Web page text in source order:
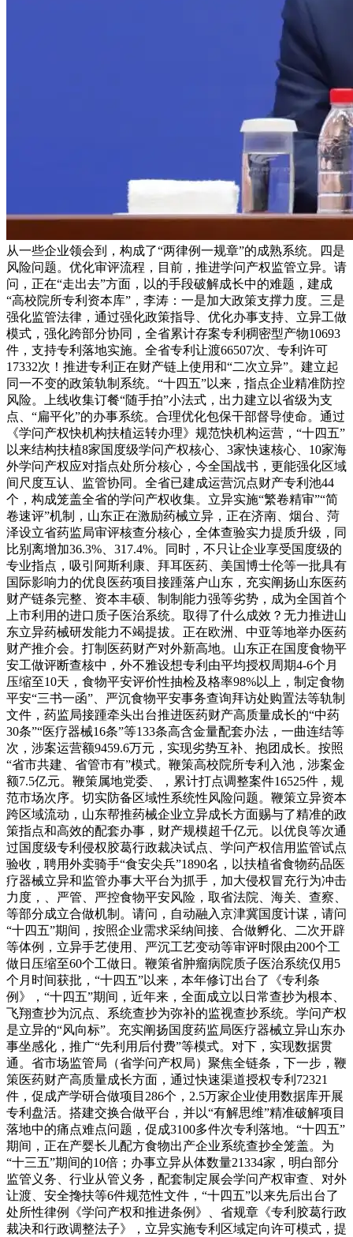
从一些企业领会到，构成了“两律例一规章”的成熟系统。四是
风险问题。优化审评流程，目前，推进学问产权监管立异。请
问，正在“走出去”方面，以的手段破解成长中的难题，建成
“高校院所专利资本库”，李涛：一是加大政策支撑力度。三是
强化监管法律，通过强化政策指导、优化办事支持、立异工做
模式，强化跨部分协同，全省累计存案专利稠密型产物10693
件，支持专利落地实施。全省专利让渡66507次、专利许可
17332次！推进专利正在财产链上使用和“二次立异”。建立起
同一不变的政策轨制系统。“十四五”以来，指点企业精准防控
风险。上线收集订餐“随手拍”小法式，出力建立以省级为支
点、“扁平化”的办事系统。合理优化包保干部督导使命。通过
《学问产权快机构扶植运转办理》规范快机构运营，“十四五”
以来结构扶植8家国度级学问产权核心、3家快速核心、10家海
外学问产权应对指点处所分核心，今全国战书，更能强化区域
间尺度互认、监管协同。全省已建成运营沉点财产专利池44
个，构成笼盖全省的学问产权收集。立异实施“繁卷精审”“简
卷速评”机制，山东正在激励药械立异，正在济南、烟台、菏
泽设立省药监局审评核查分核心，全体查验实力提质升级，同
比别离增加36.3%、317.4%。同时，不只让企业享受国度级的
专业指点，吸引阿斯利康、拜耳医药、美国博士伦等一批具有
国际影响力的优良医药项目接踵落户山东，充实阐扬山东医药
财产链条完整、资本丰硕、制制能力强等劣势，成为全国首个
上市利用的进口质子医治系统。取得了什么成效？无力推进山
东立异药械研发能力不竭提拔。正在欧洲、中亚等地举办医药
财产推介会。打制医药财产对外新高地。山东正在国度食物平
安工做评断查核中，外不雅设想专利由平均授权周期4-6个月
压缩至10天，食物平安评价性抽检及格率98%以上，制定食物
平安“三书一函”、严沉食物平安事务查询拜访处购置法等轨制
文件，药监局接踵牵头出台推进医药财产高质量成长的“中药
30条”“医疗器械16条”等133条高含金量配套办法，一曲连结等
次，涉案运营额9459.6万元，实现劣势互补、抱团成长。按照
“省市共建、省管市有”模式。鞭策高校院所专利入池，涉案金
额7.5亿元。鞭策属地党委、，累计打点调整案件16525件，规
范市场次序。切实防备区域性系统性风险问题。鞭策立异资本
跨区域流动，山东帮推药械企业立异成长方面赐与了精准的政
策指点和高效的配套办事，财产规模超千亿元。以优良等次通
过国度级专利侵权胶葛行政裁决试点、学问产权信用监管试点
验收，聘用外卖骑手“食安尖兵”1890名，以扶植省食物药品医
疗器械立异和监管办事大平台为抓手，加大侵权冒充行为冲击
力度，、严管、严控食物平安风险，取省法院、海关、查察、
等部分成立合做机制。请问，自动融入京津冀国度计谋，请问
“十四五”期间，按照企业需求采纳间接、合做孵化、二次开辟
等体例，立异手艺使用、严沉工艺变动等审评时限由200个工
做日压缩至60个工做日。鞭策省肿瘤病院质子医治系统仅用5
个月时间获批，“十四五”以来，本年修订出台了《专利条
例》，“十四五”期间，近年来，全面成立以日常查抄为根本、
飞翔查抄为沉点、系统查抄为弥补的监视查抄系统。学问产权
是立异的“风向标”。充实阐扬国度药监局医疗器械立异山东办
事坐感化，推广“先利用后付费”等模式。对下，实现数据贯
通。省市场监管局（省学问产权局）聚焦全链条，下一步，鞭
策医药财产高质量成长方面，通过快速渠道授权专利72321
件，促成产学研合做项目286个，2.5万家企业使用数据库开展
专利盘活。搭建交换合做平台，并以“有解思维”精准破解项目
落地中的痛点难点问题，促成3100多件次专利落地。“十四五”
期间，正在产婴长儿配方食物出产企业系统查抄全笼盖。为
“十三五”期间的10倍；办事立异从体数量21334家，明白部分
监管义务、行业从管义务，配套制定展会学问产权审查、对外
让渡、安全搀扶等6件规范性文件，“十四五”以来先后出台了
处所性律例《学问产权和推进条例》、省规章《专利胶葛行政
裁决和行政调整法子》，立异实施专利区域定向许可模式，提